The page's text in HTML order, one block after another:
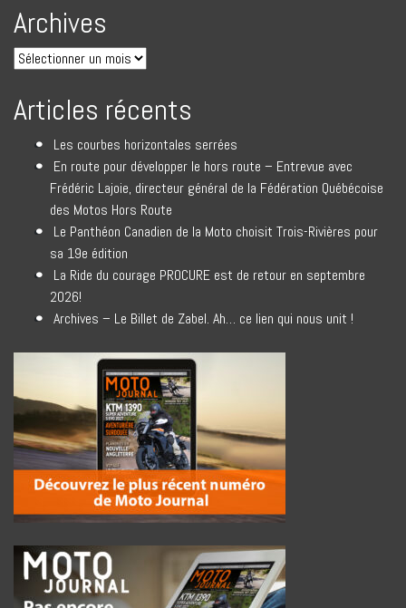
Archives
Articles récents
Les courbes horizontales serrées
En route pour développer le hors route – Entrevue avec
Frédéric Lajoie, directeur général de la Fédération Québécoise
des Motos Hors Route
Le Panthéon Canadien de la Moto choisit Trois-Rivières pour
sa 19e édition
La Ride du courage PROCURE est de retour en septembre
2026!
Archives – Le Billet de Zabel. Ah… ce lien qui nous unit !